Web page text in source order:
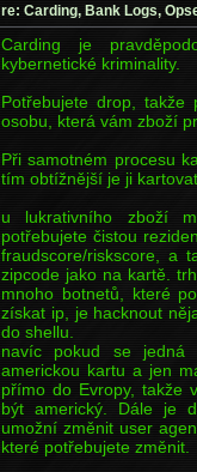
re: Carding, Bank Logs,
Carding je
kybernetické kriminality.
Potřebujete drop, takže
osobu, která vám zboží
Při samotném procesu
tím obtížnější je ji
u lukrativního zboží
potřebujete čistou
fraudscore/riskscore, a
zipcode jako na kartě.
mnoho botnetů, které
získat ip, je hacknout
do shellu.
navíc pokud se jedná
americkou kartu a jen
přímo do Evropy, takže
být americký. Dále je
umožní změnit user
které potřebujete změnit.